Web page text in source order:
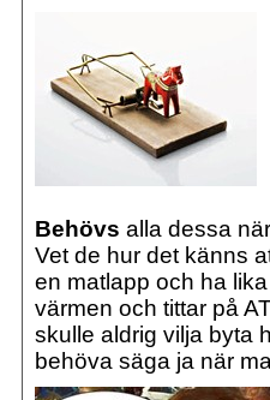
Behövs alla dessa
Vet de hur det känns
en matlapp och ha
värmen och tittar på
skulle aldrig vilja byta
behöva säga ja när